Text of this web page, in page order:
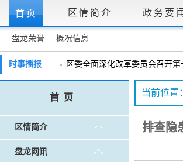
首页 区情简介 政务要闻
盘龙荣誉 概况信息
政府信息公开指南 | 政府信息公开制度 | 政
常见问题问答
调查征集 做好“六稳”工作 落实“六保”任务 |
时事播报 区委全面深化改革委员会召开第
戴惠明调研辖区汽车企业
盘龙区委2026年度巡察工作会暨
戴惠明调研白沙河社区治理和东
首 页
区情简介
盘龙网讯
当前位置
排查隐